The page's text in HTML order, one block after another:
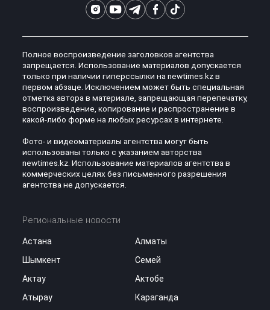
Полное воспроизведение заголовков агентства
запрещается. Использование материалов допускается
только при наличии гиперссылки на newtimes.kz в
первом абзаце. Исключением может быть специальная
отметка автора в материале, запрещающая перепечатку,
воспроизведение, копирование и распространение в
какой-либо форме на любых ресурсах в интернете.
Фото- и видеоматериалы агентства могут быть
использованы только с указанием авторства
newtimes.kz. Использование материалов агентства в
коммерческих целях без письменного разрешения
агентства не допускается.
Региональные новости
Астана
Алматы
Шымкент
Семей
Актау
Актобе
Атырау
Караганда